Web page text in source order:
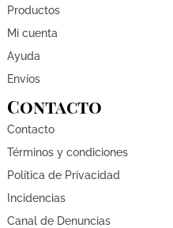
Productos
Mi cuenta
Ayuda
Envíos
Contacto
Contacto
Términos y condiciones
Política de Privacidad
Incidencias
Canal de Denuncias